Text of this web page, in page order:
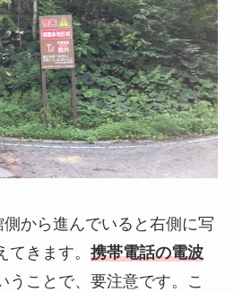
から進んでいると右側に写
きます。 携帯電話の電波
うことで、要注意です。こ